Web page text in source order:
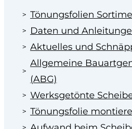
Tönungsfolien
Daten und
Aktuelles und
Allgemeine
(ABG)
Werksgetönte
Tönungsfolie